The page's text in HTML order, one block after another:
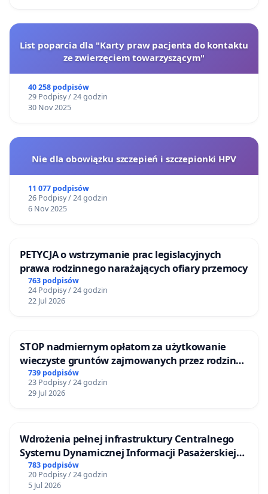
List poparcia dla "Karty praw pacjenta do kontaktu
ze zwierzęciem towarzyszącym"
40 258 podpisów
29 Podpisy / 24 godzin
30 Nov 2025
Nie dla obowiązku szczepień i szczepionki HPV
11 077 podpisów
26 Podpisy / 24 godzin
6 Nov 2025
PETYCJA o wstrzymanie prac legislacyjnych
prawa rodzinnego narażających ofiary przemocy
763 podpisów
24 Podpisy / 24 godzin
22 Jul 2026
STOP nadmiernym opłatom za użytkowanie
wieczyste gruntów zajmowanych przez rodzinne
ogrody działkowe.
739 podpisów
23 Podpisy / 24 godzin
29 Jul 2026
Wdrożenia pełnej infrastruktury Centralnego
Systemu Dynamicznej Informacji Pasażerskiej
(CSDiP) na stacji kolejowej w Łomży
783 podpisów
20 Podpisy / 24 godzin
5 Jul 2026